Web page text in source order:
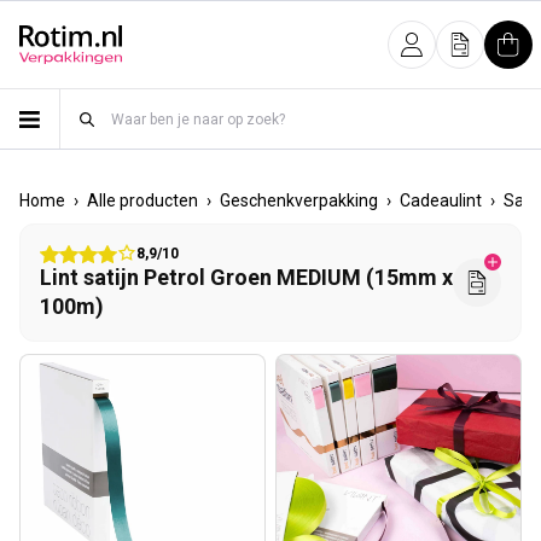
InloggenOfferte
Home › Alle producten › Geschenkverpakking › Cadeaulint ›
8,9/10
Lint satijn Petrol Groen MEDIUM (15mm x
100m)